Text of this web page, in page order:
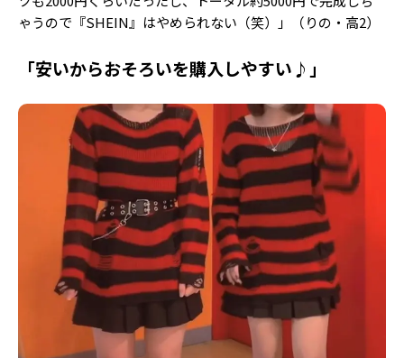
ゃうので『SHEIN』はやめられない（笑）」（りの・高2）
「安いからおそろいを購入しやすい♪」